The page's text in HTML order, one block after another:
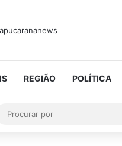
REGIÃO POLÍTICA
aleatório